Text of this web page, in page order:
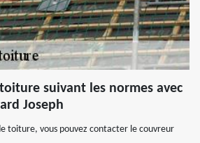
suivant les normes avec
Joseph
toiture, vous pouvez contacter le couvreur